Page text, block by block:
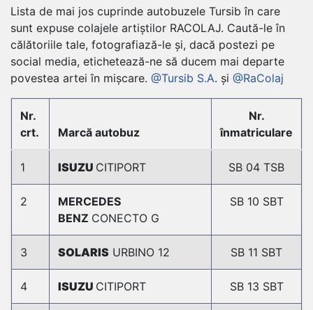
Lista de mai jos cuprinde autobuzele Tursib în care
sunt expuse colajele artiștilor RACOLAJ. Caută-le în
călătoriile tale, fotografiază-le și, dacă postezi pe
social media, etichetează-ne să ducem mai departe
povestea artei în mișcare. @Tursib S.A. și @RaColaj
Nr.
crt.
Marcă autobuz
Nr.
înmatriculare
1 ISUZU CITIPORT SB 04 TSB
2
MERCEDES
BENZ CONECTO G
SB 10 SBT
3 SOLARIS URBINO 12 SB 11 SBT
4 ISUZU CITIPORT SB 13 SBT